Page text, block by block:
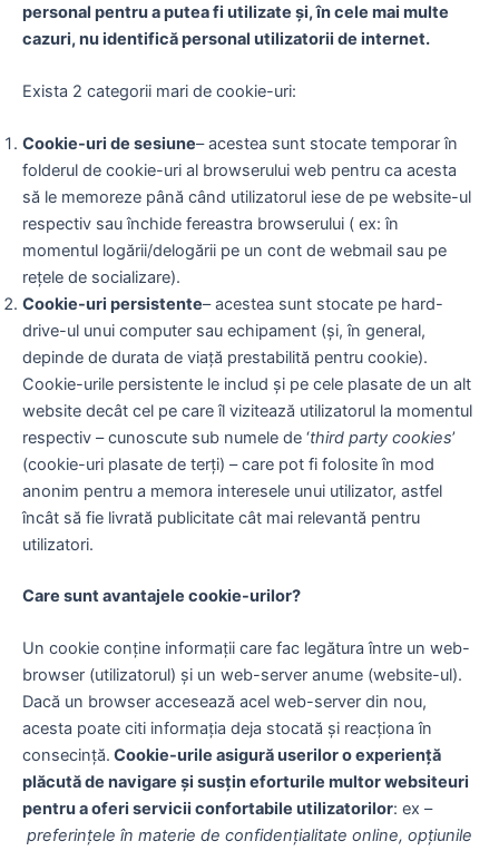
personal pentru a putea fi utilizate și, în cele mai multe
cazuri, nu identifică personal utilizatorii de internet.
Exista 2 categorii mari de cookie-uri:
Cookie-uri de sesiune– acestea sunt stocate temporar în
folderul de cookie-uri al browserului web pentru ca acesta
să le memoreze până când utilizatorul iese de pe website-ul
respectiv sau închide fereastra browserului ( ex: în
momentul logării/delogării pe un cont de webmail sau pe
rețele de socializare).
Cookie-uri persistente– acestea sunt stocate pe hard-
drive-ul unui computer sau echipament (și, în general,
depinde de durata de viață prestabilită pentru cookie).
Cookie-urile persistente le includ și pe cele plasate de un alt
website decât cel pe care îl vizitează utilizatorul la momentul
respectiv – cunoscute sub numele de ‘third party cookies’
(cookie-uri plasate de terți) – care pot fi folosite în mod
anonim pentru a memora interesele unui utilizator, astfel
încât să fie livrată publicitate cât mai relevantă pentru
utilizatori.
Care sunt avantajele cookie-urilor?
Un cookie conține informații care fac legătura între un web-
browser (utilizatorul) și un web-server anume (website-ul).
Dacă un browser accesează acel web-server din nou,
acesta poate citi informația deja stocată și reacționa în
consecință. Cookie-urile asigură userilor o experiență
plăcută de navigare și susțin eforturile multor websiteuri
pentru a oferi servicii confortabile utilizatorilor: ex –
preferințele în materie de confidențialitate online, opțiunile